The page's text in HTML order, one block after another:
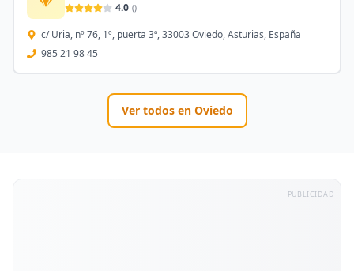
4.0 ()
c/ Uria, nº 76, 1º, puerta 3ª, 33003 Oviedo, Asturias, España
985 21 98 45
Ver todos en Oviedo
PUBLICIDAD